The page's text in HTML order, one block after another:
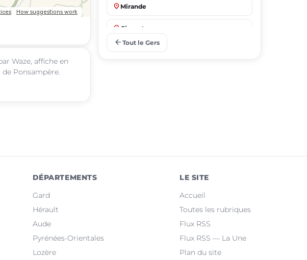
Waze, affiche en
Ponsampère.
place Mirande
place Gimont
arrow_back Tout le Gers
DÉPARTEMENTS
Gard
Hérault
Aude
Pyrénées-Orientales
Lozère
LE SITE
Accueil
Toutes les rubriques
Flux RSS
Flux RSS — La Une
Plan du site